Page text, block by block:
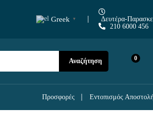
Greek ▼
Δευτέρα-
210 6000 456
Αναζήτηση 0
Προσφορές Εντοπισμός